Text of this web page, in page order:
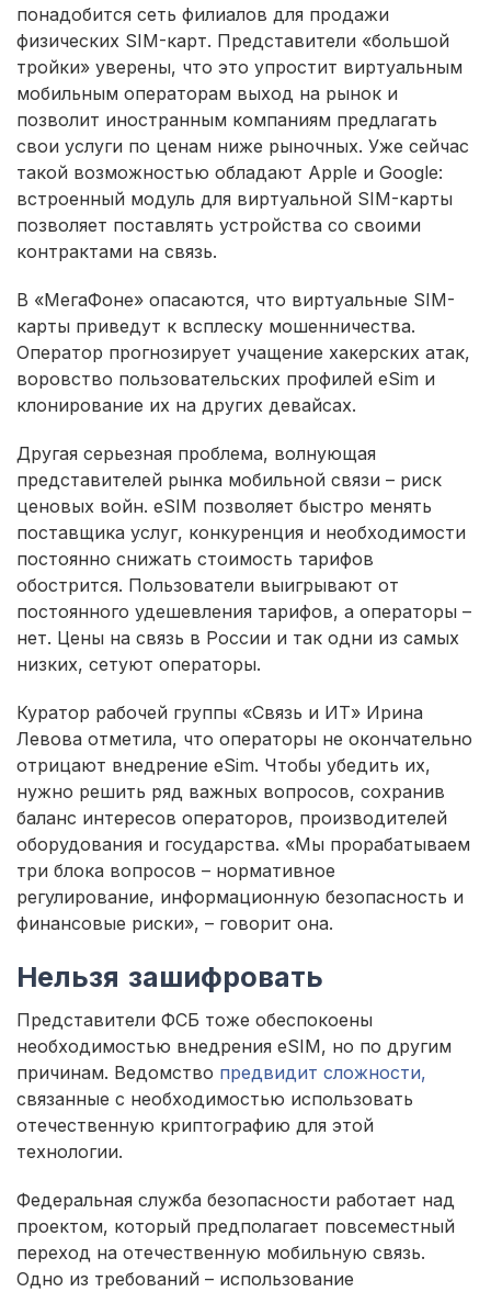
понадобится сеть филиалов для продажи
физических SIM-карт. Представители «большой
тройки» уверены, что это упростит виртуальным
мобильным операторам выход на рынок и
позволит иностранным компаниям предлагать
свои услуги по ценам ниже рыночных. Уже сейчас
такой возможностью обладают Apple и Google:
встроенный модуль для виртуальной SIM-карты
позволяет поставлять устройства со своими
контрактами на связь.
В «МегаФоне» опасаются, что виртуальные SIM-
карты приведут к всплеску мошенничества.
Оператор прогнозирует учащение хакерских атак,
воровство пользовательских профилей eSim и
клонирование их на других девайсах.
Другая серьезная проблема, волнующая
представителей рынка мобильной связи – риск
ценовых войн. eSIM позволяет быстро менять
поставщика услуг, конкуренция и необходимости
постоянно снижать стоимость тарифов
обострится. Пользователи выигрывают от
постоянного удешевления тарифов, а операторы –
нет. Цены на связь в России и так одни из самых
низких, сетуют операторы.
Куратор рабочей группы «Связь и ИТ» Ирина
Левова отметила, что операторы не окончательно
отрицают внедрение eSim. Чтобы убедить их,
нужно решить ряд важных вопросов, сохранив
баланс интересов операторов, производителей
оборудования и государства. «Мы прорабатываем
три блока вопросов – нормативное
регулирование, информационную безопасность и
финансовые риски», – говорит она.
Нельзя зашифровать
Представители ФСБ тоже обеспокоены
необходимостью внедрения eSIM, но по другим
причинам. Ведомство предвидит сложности,
связанные с необходимостью использовать
отечественную криптографию для этой
технологии.
Федеральная служба безопасности работает над
проектом, который предполагает повсеместный
переход на отечественную мобильную связь.
Одно из требований – использование